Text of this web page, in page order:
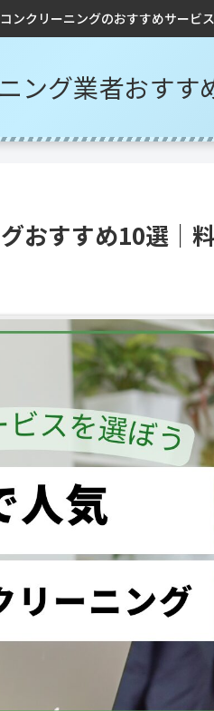
ンクリーニングのおすすめサービ
ング業者おす
おすすめ10選｜料